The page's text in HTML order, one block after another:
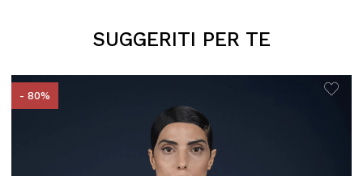
SUGGERITI PER TE
- 80%